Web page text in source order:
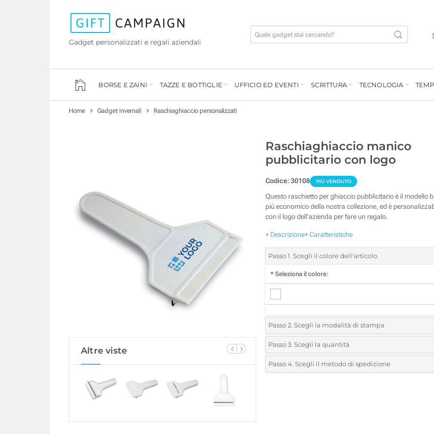
Gadget personalizzati e regali aziendali
BORSE E ZAINI TAZZE E BOTTIGLIE UFFICIO ED EVENTI SCRITTURA TECNOLOGIA
Home Gadget invernali Raschiaghiaccio personalizzati
Altre viste
Raschiaghiaccio manico
pubblicitario con logo
Codice: 30108 PIÙ VENDUTO
Questo raschietto per ghiaccio pubblicitario è il modello
più economico della nostra collezione, ed è
con il logo dell'azienda per fare un regalo.
+ Descrizione+ Caratteristiche
Passo 1. Scegli il colore dell'articolo
* Seleziona il colore:
Passo 2. Scegli la modalità di stampa
*Seleziona la posizione di stampa e il colore del vostro
1 Colore (Sulla testa)
Passo 3. Scegli la quantità
*Quantità desiderata:
Passo 4. Scegli il metodo di spedizione